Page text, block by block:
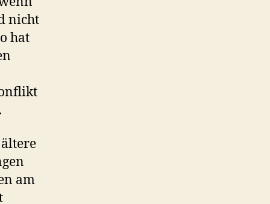
nicht
hat
am